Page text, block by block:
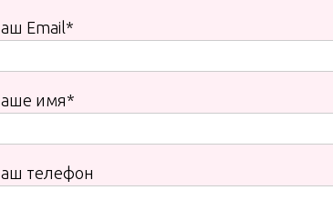
Email*
имя*
телефон